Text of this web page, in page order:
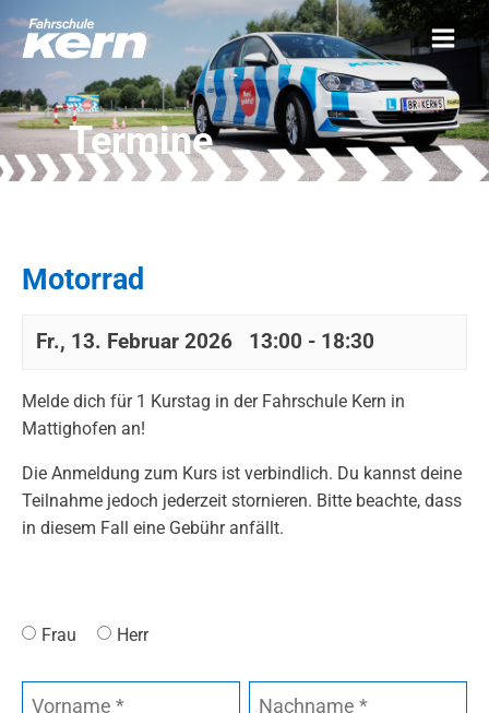
Termine
Motorrad
Fr., 13. Februar 2026 13:00 - 18:30
Melde dich für 1 Kurstag in der Fahrschule Kern in
Mattighofen an!
Die Anmeldung zum Kurs ist verbindlich. Du kannst deine
Teilnahme jedoch jederzeit stornieren. Bitte beachte, dass
in diesem Fall eine Gebühr anfällt.
Frau Herr